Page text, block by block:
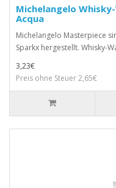
Michelangelo
Acqua
Michelangelo Masterpiece
Sparkx hergestellt. Whisky-
3,23€
Preis ohne Steuer 2,65€